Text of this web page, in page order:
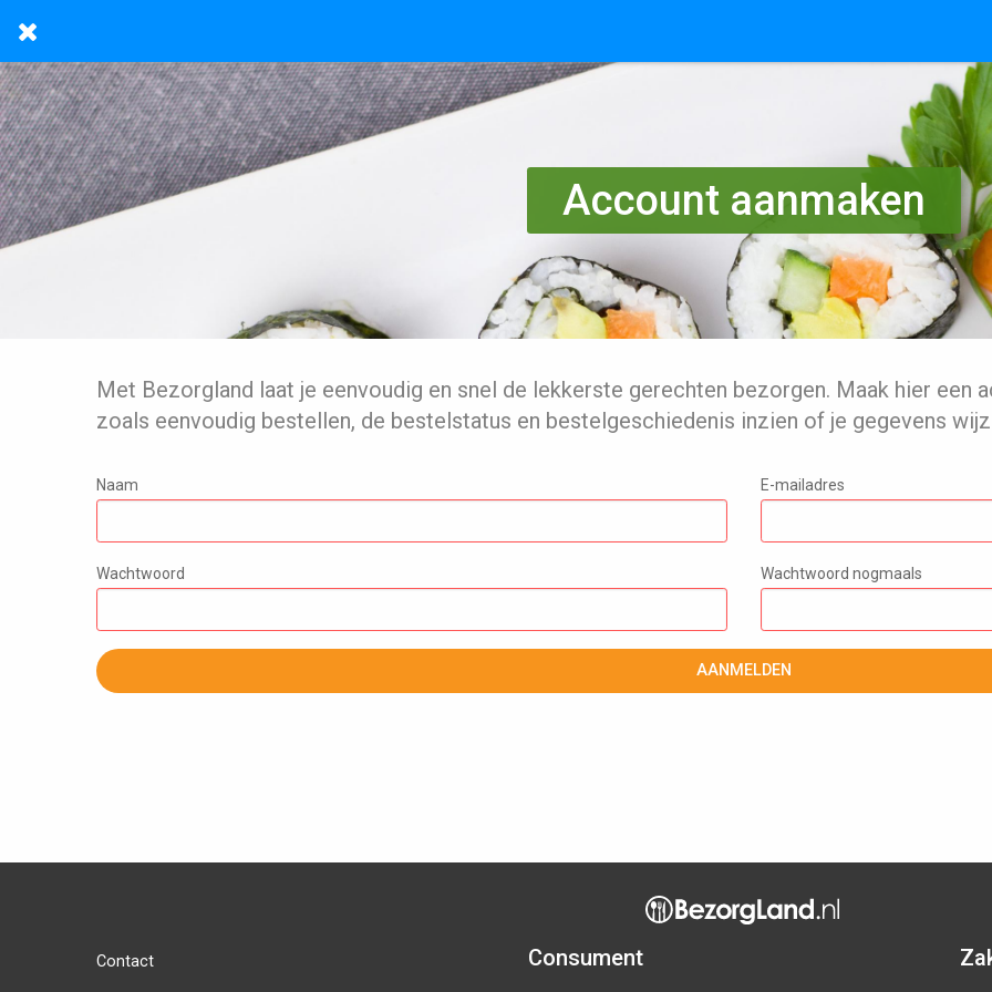
Account aanmaken
Met Bezorgland laat je eenvoudig en snel de lekkerste gerechten bezorgen. Maak hier een
zoals eenvoudig bestellen, de bestelstatus en bestelgeschiedenis inzien of je gegevens
Naam E-mailadres
Wachtwoord Wachtwoord nogmaals
AANMELDEN
Contact Consument